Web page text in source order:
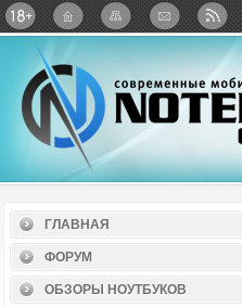
Twitter
ГЛАВНАЯ
ФОРУМ
ОБЗОРЫ НОУТБУКОВ